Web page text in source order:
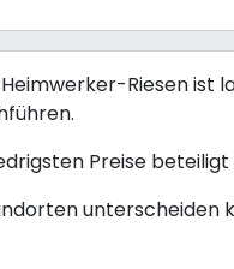
Riesen ist
Preise
unterscheiden